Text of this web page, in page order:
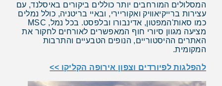
המסלולים המורחבים יותר כוללים ביקורים באיסלנד, עם
עצירות ברייקיאוויק ואקוריירי, ובאיי בריטניה, כולל נמלים
כמו סאות'המפטון, אדינבורו ובלפסט. בכל נמל, MSC
מציעה מגוון סיורי חוף המאפשרים לאורחים לחקור את
האתרים ההיסטוריים, הנופים הטבעיים והתרבות
המקומית.
להפלגות לפיורדים וצפון אירופה הקליקו >>